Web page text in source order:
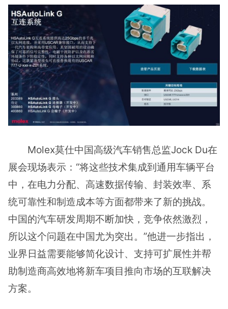
Molex莫仕中国高级汽车销售总监Jock Du在
展会现场表示：“将这些技术集成到通用车辆平台
中，在电力分配、高速数据传输、封装效率、系
统可靠性和制造成本等方面都带来了新的挑战。
中国的汽车研发周期不断加快，竞争依然激烈，
所以这个问题在中国尤为突出。”他进一步指出，
业界日益需要能够简化设计、支持可扩展性并帮
助制造商高效地将新车项目推向市场的互联解决
方案。